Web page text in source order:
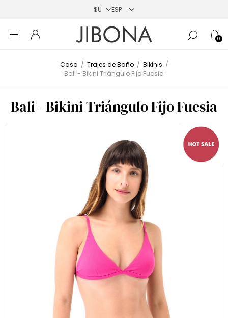
0
Casa / Trajes de Baño / Bikinis /
Bali - Bikini Triángulo Fijo Fucsia
Bali - Bikini Triángulo Fijo Fucsia